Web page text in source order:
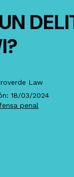
Law
18/03/2024
penal